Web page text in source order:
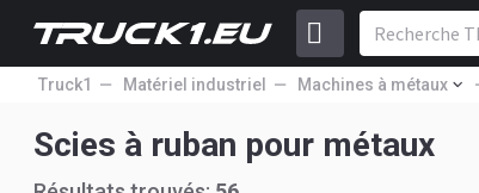
Truck1 Matériel industriel Machines à métaux
Scies à ruban pour métaux